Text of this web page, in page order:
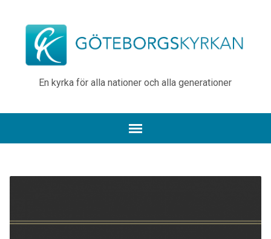
En kyrka för alla nationer och alla generationer